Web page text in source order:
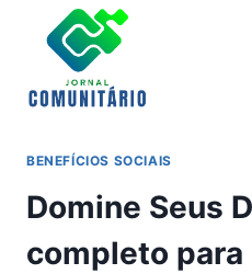
BENEFÍCIOS SOCIAIS
Domine Seus
completo